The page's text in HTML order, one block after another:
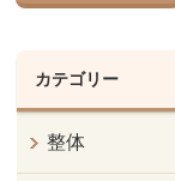
カテゴリー
整体